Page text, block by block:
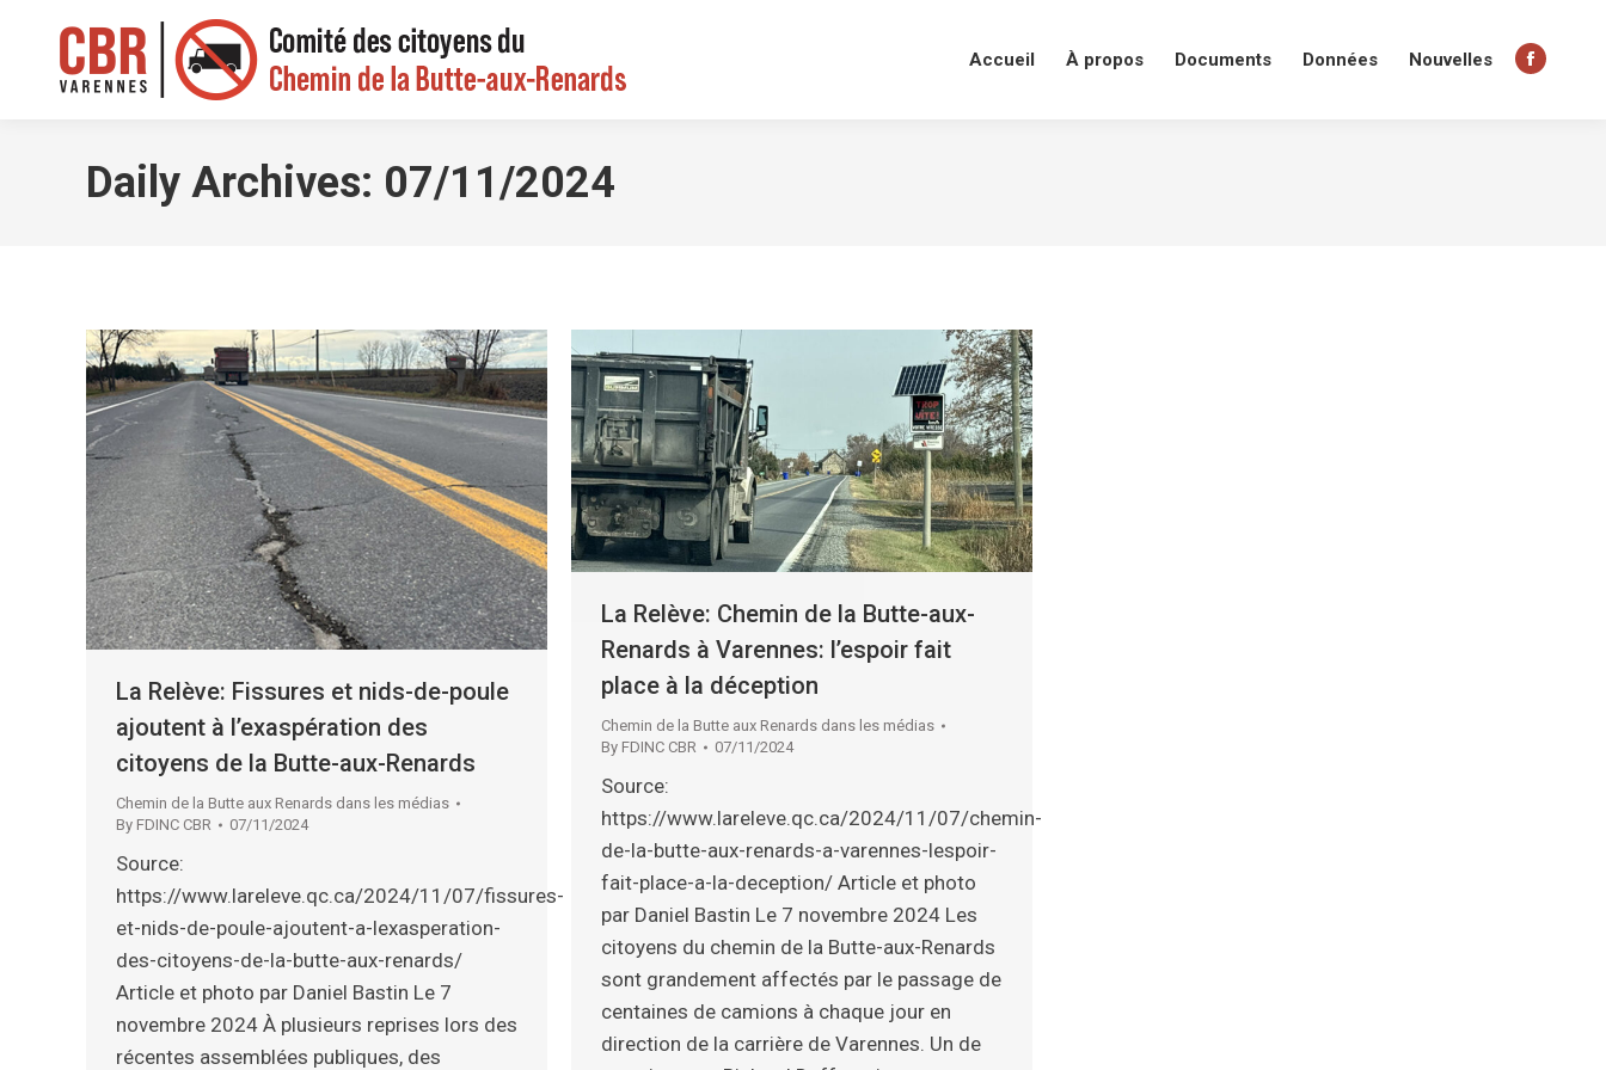
Accueil À propos Documents Données Nouvelles
Daily Archives: 07/11/2024
La Relève: Fissures et nids-de-poule
ajoutent à l’exaspération des
citoyens de la Butte-aux-Renards
Chemin de la Butte aux Renards dans les médias
By FDINC CBR 07/11/2024
Source:
https://www.lareleve.qc.ca/2024/11/07/fissures-
et-nids-de-poule-ajoutent-a-lexasperation-
des-citoyens-de-la-butte-aux-renards/
Article et photo par Daniel Bastin Le 7
novembre 2024 À plusieurs reprises lors des
récentes assemblées publiques, des
La Relève: Chemin de la Butte-aux-
Renards à Varennes: l’espoir fait
place à la déception
Chemin de la Butte aux Renards dans les médias
By FDINC CBR 07/11/2024
Source:
https://www.lareleve.qc.ca/2024/11/07/chemin-
de-la-butte-aux-renards-a-varennes-lespoir-
fait-place-a-la-deception/ Article et photo
par Daniel Bastin Le 7 novembre 2024 Les
citoyens du chemin de la Butte-aux-Renards
sont grandement affectés par le passage de
centaines de camions à chaque jour en
direction de la carrière de Varennes. Un de